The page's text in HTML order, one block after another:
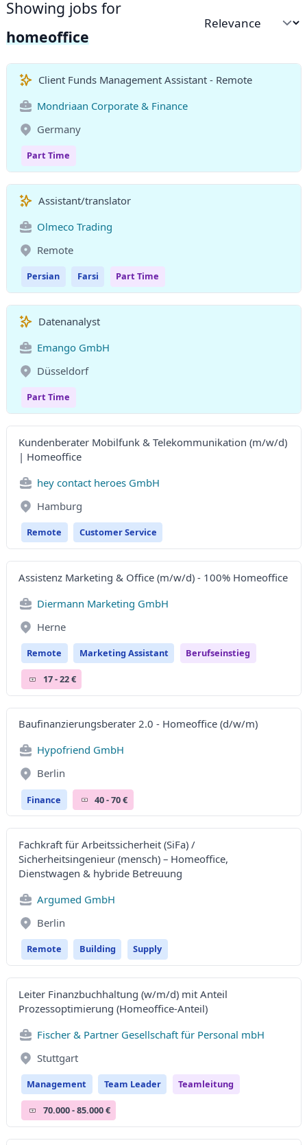
Showing jobs for
homeoffice
Sort by
Client Funds Management Assistant - Remote
Mondriaan Corporate & Finance
Germany
Part Time
Assistant/translator
Olmeco Trading
Remote
Persian Farsi Part Time
Datenanalyst
Emango GmbH
Düsseldorf
Part Time
Kundenberater Mobilfunk & Telekommunikation (m/w/d)
| Homeoffice
hey contact heroes GmbH
Hamburg
Remote Customer Service
Assistenz Marketing & Office (m/w/d) - 100% Homeoffice
Diermann Marketing GmbH
Herne
Remote Marketing Assistant Berufseinstieg
17 - 22 €
Baufinanzierungsberater 2.0 - Homeoffice (d/w/m)
Hypofriend GmbH
Berlin
Finance 40 - 70 €
Fachkraft für Arbeitssicherheit (SiFa) /
Sicherheitsingenieur (mensch) – Homeoffice,
Dienstwagen & hybride Betreuung
Argumed GmbH
Berlin
Remote Building Supply
Leiter Finanzbuchhaltung (w/m/d) mit Anteil
Prozessoptimierung (Homeoffice-Anteil)
Fischer & Partner Gesellschaft für Personal mbH
Stuttgart
Management Team Leader Teamleitung
70.000 - 85.000 €